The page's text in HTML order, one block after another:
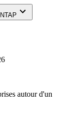
autour d'un